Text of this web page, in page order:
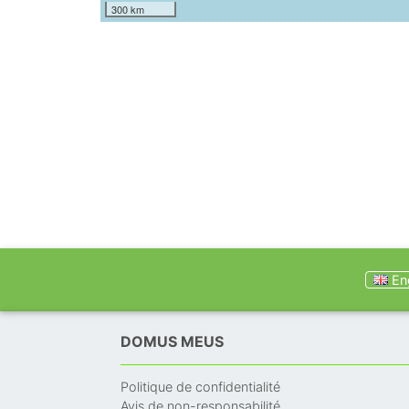
300 km
DOMUS MEUS
Politique de confidentialité
Avis de non-responsabilité